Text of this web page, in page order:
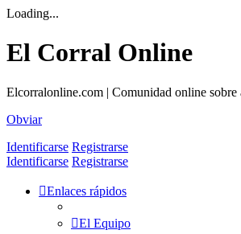
Loading...
El Corral Online
Elcorralonline.com | Comunidad online sobre
Obviar
Identificarse Registrarse
Identificarse Registrarse
Enlaces rápidos
El Equipo